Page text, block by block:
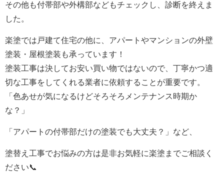
その他も付帯部や外構部などもチェックし、診断を終えま
した。
楽塗では戸建て住宅の他に、アパートやマンションの外壁
塗装・屋根塗装も承っています！
塗装工事は決してお安い買い物ではないので、丁寧かつ適
切な工事をしてくれる業者に依頼することが重要です。
「色あせが気になるけどそろそろメンテナンス時期か
な？」
「アパートの付帯部だけの塗装でも大丈夫？」など、
塗替え工事でお悩みの方は是非お気軽に楽塗までご相談く
ださい📞